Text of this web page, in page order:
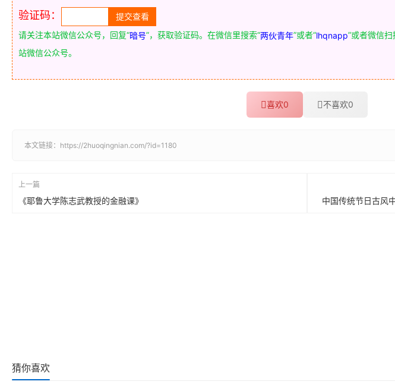
验证码：
请关注本站微信公众号，回复“暗号”，获取验证码。在微信里搜索“两伙青年”或者“lhqnapp”或者微信
站微信公众号。
喜欢0 不喜欢0
本文链接： https://2huoqingnian.com/?id=1180
上一篇
《耶鲁大学陈志武教授的金融课》 中国传统节日古风
猜你喜欢